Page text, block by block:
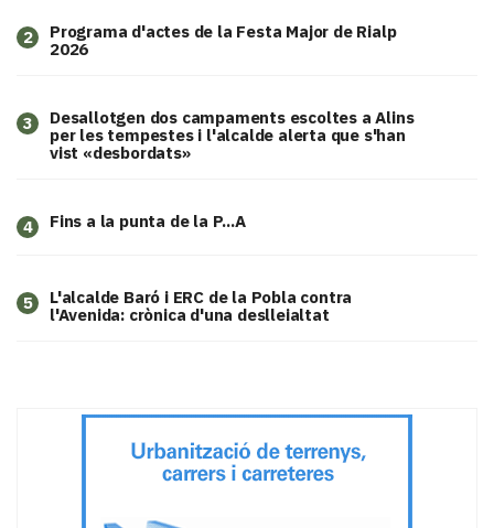
2
Programa d'actes de la Festa Major de Rialp
2026
3
​Desallotgen dos campaments escoltes a Alins
per les tempestes i l'alcalde alerta que s'han
vist «desbordats»
4 Fins a la punta de la P...A
5
L'alcalde Baró i ERC de la Pobla contra
l'Avenida: crònica d'una deslleialtat